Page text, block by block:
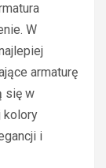
W
armaturę
się w
kolory
i